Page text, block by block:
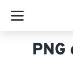
PNG